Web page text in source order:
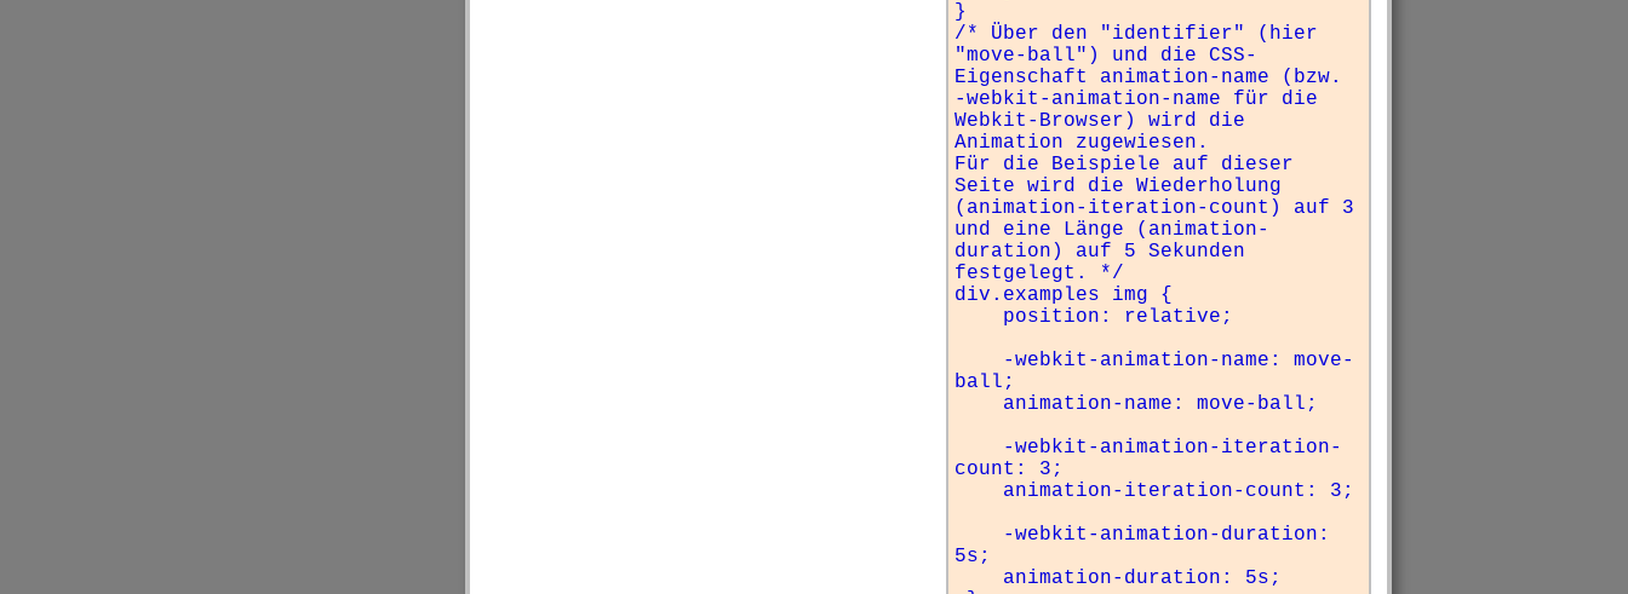
}
/* Über den "identifier" (hier
"move-ball") und die CSS-
Eigenschaft animation-name (bzw.
-webkit-animation-name für die
Webkit-Browser) wird die
Animation zugewiesen.
Für die Beispiele auf dieser
Seite wird die Wiederholung
(animation-iteration-count) auf 3
und eine Länge (animation-
duration) auf 5 Sekunden
festgelegt. */
div.examples img {
ball;
count: 3;
5s;